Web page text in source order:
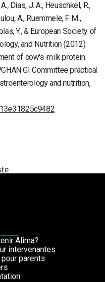
Dias, J. A., Heuschkel, R.,
A., Ruemmele, F. M.,
Y., & European Society of
and Nutrition (2012).
of cow's-milk protein
GI Committee practical
and nutrition,
Alima?
intervenantes
parents